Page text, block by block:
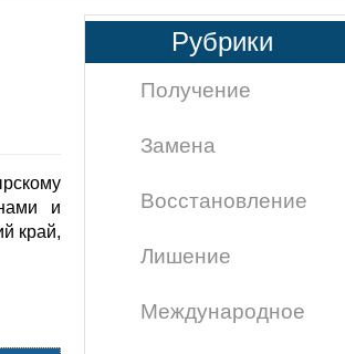
и
край,
Рубрики
Получение
Замена
Восстановление
Лишение
Международное